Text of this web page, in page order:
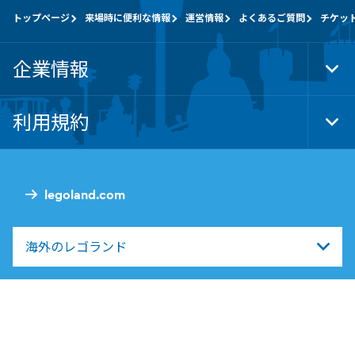
legoland.com
海外のレゴランド
トップページ 来場時に便利な情報 運営情報 よくあるご質問 チケッ
企業情報
利用規約